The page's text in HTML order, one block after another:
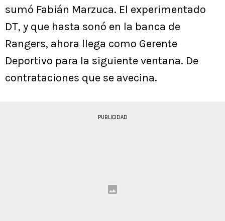
sumó Fabián Marzuca. El experimentado
DT, y que hasta sonó en la banca de
Rangers, ahora llega como Gerente
Deportivo para la siguiente ventana. De
contrataciones que se avecina.
PUBLICIDAD